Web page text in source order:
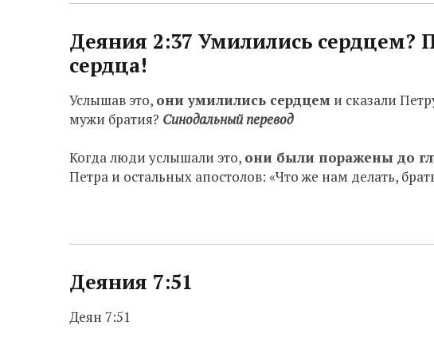
Деяния 2:37 Умилились сердцем?
сердца!
Услышав это, они умилились сердцем и сказали
мужи братия? Синодальный перевод
Когда люди услышали это, они были поражены до
Петра и остальных апостолов: «Что же нам делать,
Деяния 7:51
Деян 7:51